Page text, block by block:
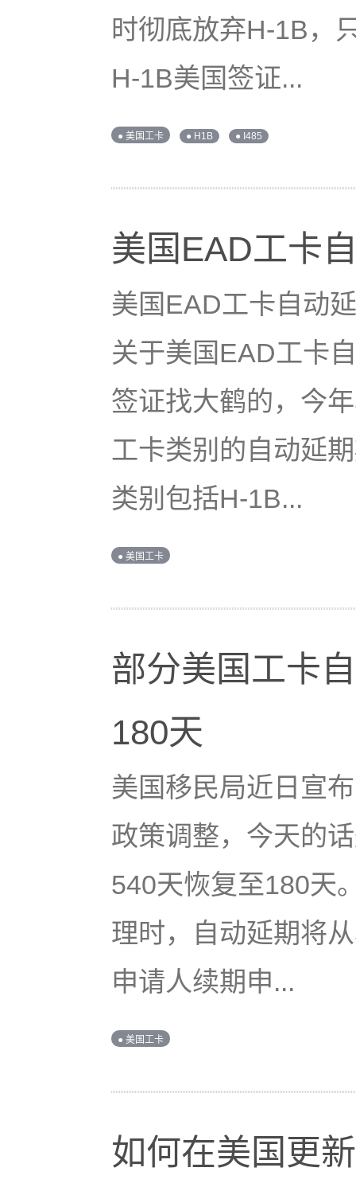
时彻底放弃H-1B，
H-1B美国签证...
● 美国工卡 ● H1B ● I485
美国EAD工卡
美国EAD工卡自动
关于美国EAD工卡
签证找大鹤的，今
工卡类别的自动延
类别包括H-1B...
● 美国工卡
部分美国工卡
180天
美国移民局近日宣
政策调整，今天的
540天恢复至180天
理时，自动延期将
申请人续期申...
● 美国工卡
如何在美国更